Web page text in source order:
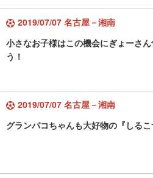
2019/07/07 名古屋－湘南
小さなお子様はこの機会にぎょーさ
う！
2019/07/07 名古屋－湘南
グランパコちゃんも大好物の『しる